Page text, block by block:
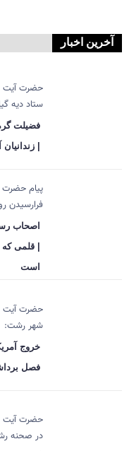
آخرین اخبار
حضرت آیت
ستاد دیه
فضیلت
|
پیام حضرت
فرارسیدن
اصحاب
| قلمی
است
حضرت آیت
شهر رشت:
خروج
فصل
حضرت آیت
در صحنه